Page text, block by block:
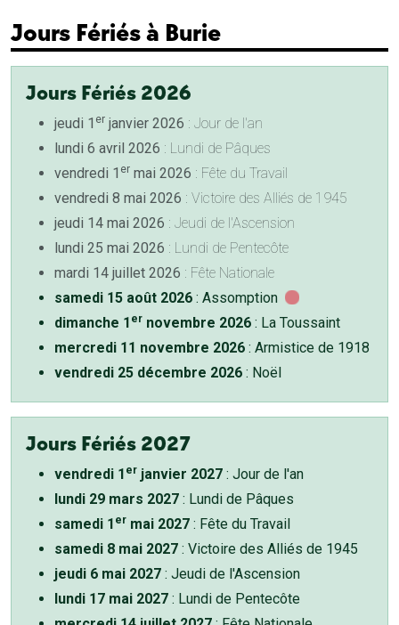
Jours Fériés à Burie
Jours Fériés 2026
jeudi 1 er janvier 2026 : Jour de l'an
lundi 6 avril 2026 : Lundi de Pâques
vendredi 1 er mai 2026 : Fête du Travail
vendredi 8 mai 2026 : Victoire des Alliés de 1945
jeudi 14 mai 2026 : Jeudi de l'Ascension
lundi 25 mai 2026 : Lundi de Pentecôte
mardi 14 juillet 2026 : Fête Nationale
samedi 15 août 2026 : Assomption
dimanche 1 er novembre 2026 : La Toussaint
mercredi 11 novembre 2026 : Armistice de 1918
vendredi 25 décembre 2026 : Noël
Jours Fériés 2027
vendredi 1 er janvier 2027 : Jour de l'an
lundi 29 mars 2027 : Lundi de Pâques
samedi 1 er mai 2027 : Fête du Travail
samedi 8 mai 2027 : Victoire des Alliés de 1945
jeudi 6 mai 2027 : Jeudi de l'Ascension
lundi 17 mai 2027 : Lundi de Pentecôte